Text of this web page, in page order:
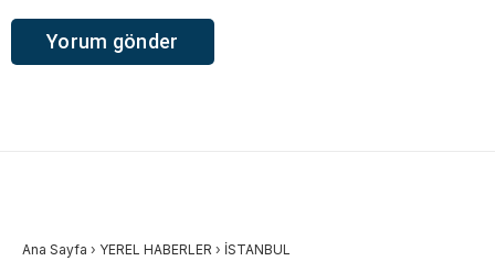
Ana Sayfa › YEREL HABERLER › İSTANBUL